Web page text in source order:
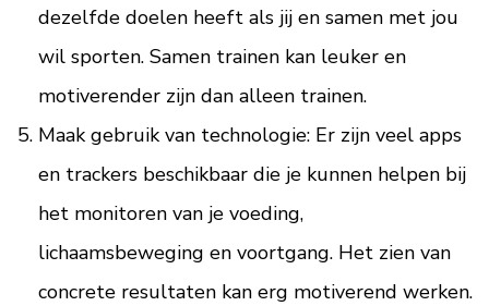
dezelfde doelen heeft als jij en samen met jou
wil sporten. Samen trainen kan leuker en
motiverender zijn dan alleen trainen.
Maak gebruik van technologie: Er zijn veel apps
en trackers beschikbaar die je kunnen helpen bij
het monitoren van je voeding,
lichaamsbeweging en voortgang. Het zien van
concrete resultaten kan erg motiverend werken.